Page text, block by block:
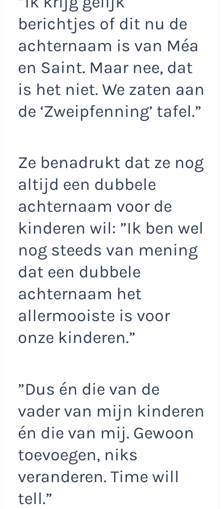
berichtjes of dit nu de
achternaam is van Méa
en Saint. Maar nee, dat
is het niet. We zaten aan
de ‘Zweipfenning’ tafel.”
Ze benadrukt dat ze nog
altijd een dubbele
achternaam voor de
kinderen wil: ”Ik ben wel
nog steeds van mening
dat een dubbele
achternaam het
allermooiste is voor
onze kinderen.”
”Dus én die van de
vader van mijn kinderen
én die van mij. Gewoon
toevoegen, niks
veranderen. Time will
tell.”